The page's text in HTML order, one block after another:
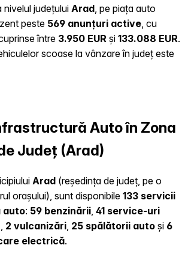
județului Arad , pe piața auto
peste 569 anunțuri active , cu
între 3.950 EUR și 133.088 EUR.
scoase la vânzare în județ este
Auto în Zona
Județ (Arad)
Arad (reședința de județ, pe o
orașului), sunt disponibile133 servicii
auto: 59 benzinării, 41 service-uri
, 2 vulcanizări, 25 spălătorii auto și 6
electrică.